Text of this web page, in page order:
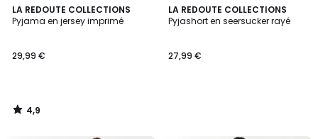
LA REDOUTE COLLECTIONS
Pyjama en jersey imprimé
29,99 €
4,9
/ 5
4,9
/
LA REDOUTE COLLECTIONS
Pyjashort en seersucker rayé
27,99 €